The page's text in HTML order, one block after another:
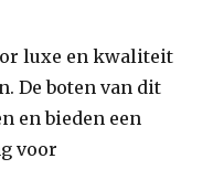
luxe en kwaliteit
De boten van dit
en bieden een
voor